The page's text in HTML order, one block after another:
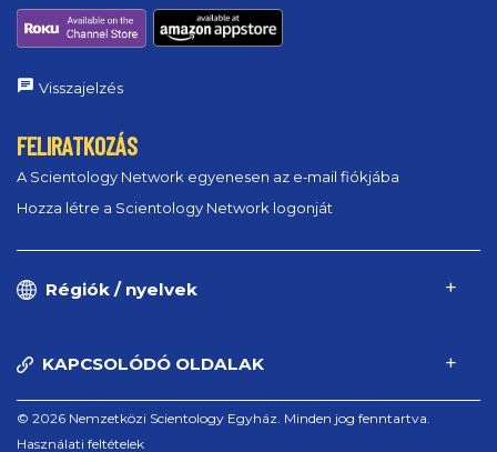
Visszajelzés
FELIRATKOZÁS
A Scientology Network egyenesen az e‑mail fiókjába
Hozza létre a Scientology Network logonját
Régiók / nyelvek
KAPCSOLÓDÓ OLDALAK
© 2026 Nemzetközi Scientology Egyház. Minden jog fenntartva.
Használati feltételek